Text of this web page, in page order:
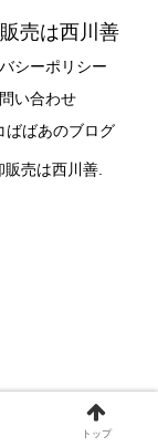
売は西川善
シーポリシー
い合わせ
ばばあのブログ
売は西川善.
トップ